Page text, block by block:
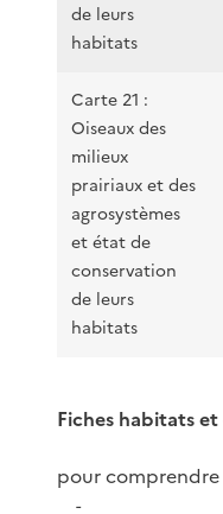
de leurs
habitats
Carte 21 :
Oiseaux des
milieux
prairiaux et des
agrosystèmes
et état de
conservation
de leurs
habitats
Fiches habitats et
pour comprendre
-